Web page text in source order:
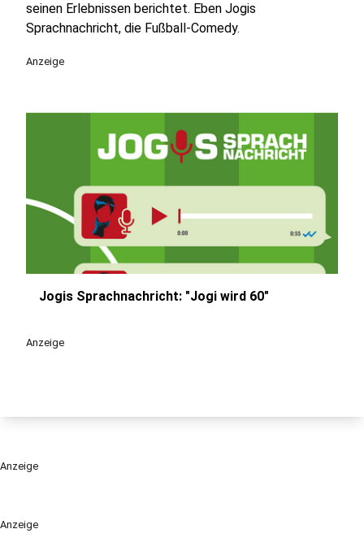
Anzeige
seinen Erlebnissen berichtet. Eben Jogis
Sprachnachricht, die Fußball-Comedy.
Anzeige
Jogis Sprachnachricht: "Jogi wird 60"
Anzeige
Anzeige